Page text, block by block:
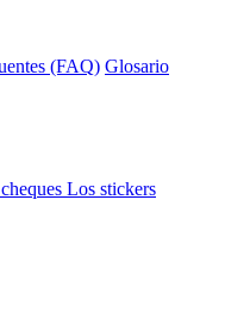
(FAQ) Glosario
Los stickers